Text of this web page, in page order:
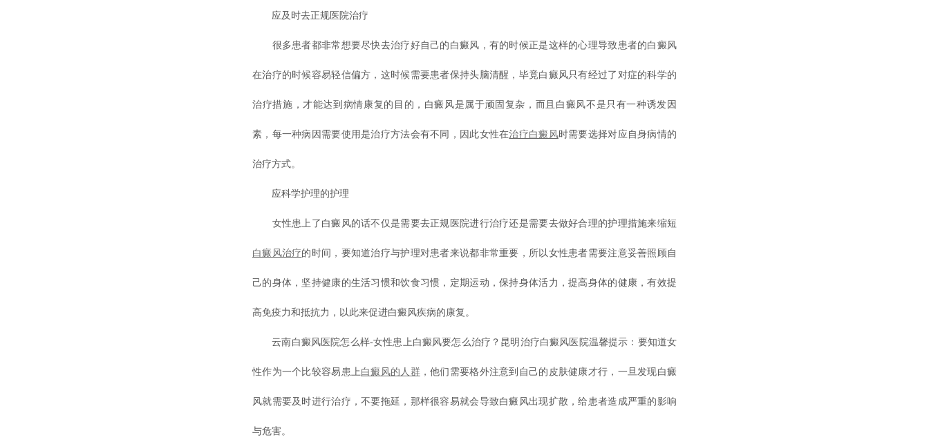
应及时去正规医院治疗
很多患者都非常想要尽快去治疗好自己的白癜风，有的时候正是这样的心理导致患者的白癜风
在治疗的时候容易轻信偏方，这时候需要患者保持头脑清醒，毕竟白癜风只有经过了对症的科学的
治疗措施，才能达到病情康复的目的，白癜风是属于顽固复杂，而且白癜风不是只有一种诱发因
素，每一种病因需要使用是治疗方法会有不同，因此女性在治疗白癜风时需要选择对应自身病情的
治疗方式。
应科学护理的护理
女性患上了白癜风的话不仅是需要去正规医院进行治疗还是需要去做好合理的护理措施来缩短
白癜风治疗的时间，要知道治疗与护理对患者来说都非常重要，所以女性患者需要注意妥善照顾自
己的身体，坚持健康的生活习惯和饮食习惯，定期运动，保持身体活力，提高身体的健康，有效提
高免疫力和抵抗力，以此来促进白癜风疾病的康复。
云南白癜风医院怎么样-女性患上白癜风要怎么治疗？昆明治疗白癜风医院温馨提示：要知道女
性作为一个比较容易患上白癜风的人群，他们需要格外注意到自己的皮肤健康才行，一旦发现白癜
风就需要及时进行治疗，不要拖延，那样很容易就会导致白癜风出现扩散，给患者造成严重的影响
与危害。